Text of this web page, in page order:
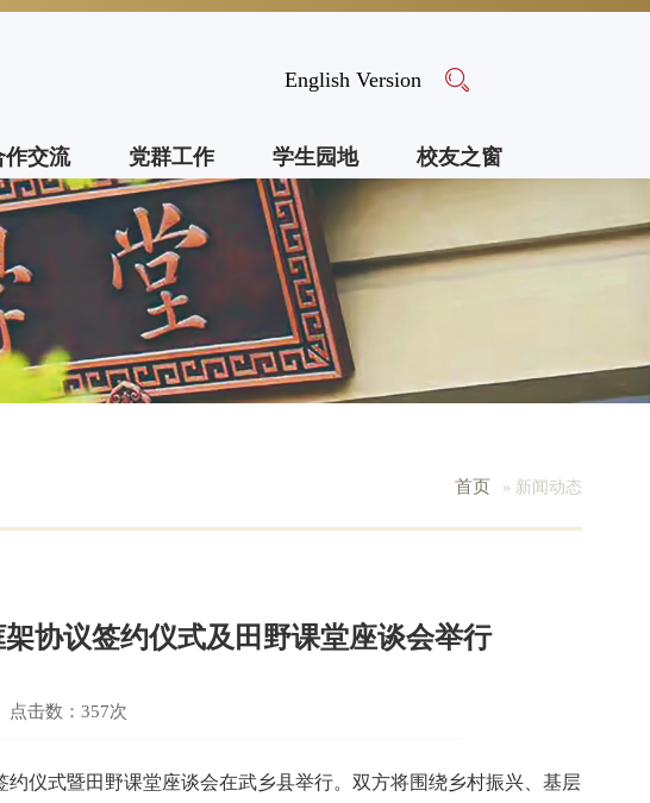
English Version
作交流 党群工作 学生园地 校友之窗
首页 » 新闻动态
协议签约仪式及田野课堂座谈会举行
点击数： 357次
仪式暨田野课堂座谈会在武乡县举行。双方将围绕乡村振兴、基层